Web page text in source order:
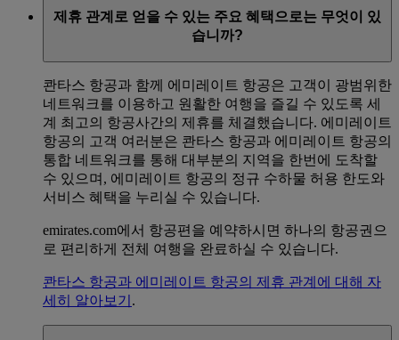
제휴 관계로 얻을 수 있는 주요 혜택으로는 무엇이 있
습니까?
콴타스 항공과 함께 에미레이트 항공은 고객이 광범위한
네트워크를 이용하고 원활한 여행을 즐길 수 있도록 세
계 최고의 항공사간의 제휴를 체결했습니다. 에미레이트
항공의 고객 여러분은 콴타스 항공과 에미레이트 항공의
통합 네트워크를 통해 대부분의 지역을 한번에 도착할
수 있으며, 에미레이트 항공의 정규 수하물 허용 한도와
서비스 혜택을 누리실 수 있습니다.
emirates.com에서 항공편을 예약하시면 하나의 항공권으
로 편리하게 전체 여행을 완료하실 수 있습니다.
콴타스 항공과 에미레이트 항공의 제휴 관계에 대해 자
세히 알아보기 .